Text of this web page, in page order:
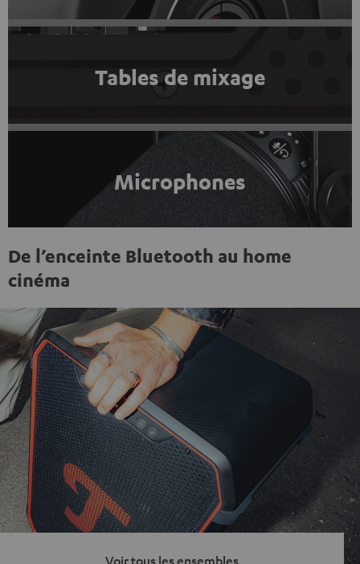
Tables de mixage
Microphones
De l’enceinte Bluetooth au home
cinéma
Voir tous les ensembles